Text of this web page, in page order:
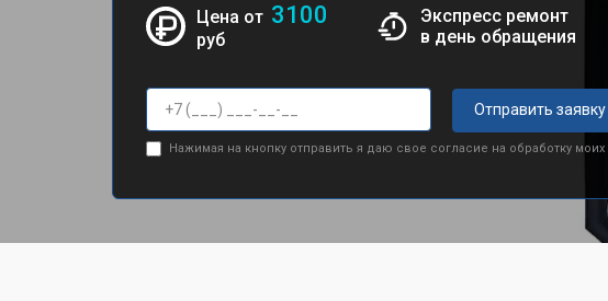
Цена от 3100
руб
Экспресс ремонт
в день обращения
Отправить заявку
Нажимая на кнопку отправить я даю свое согласие на обработку моих